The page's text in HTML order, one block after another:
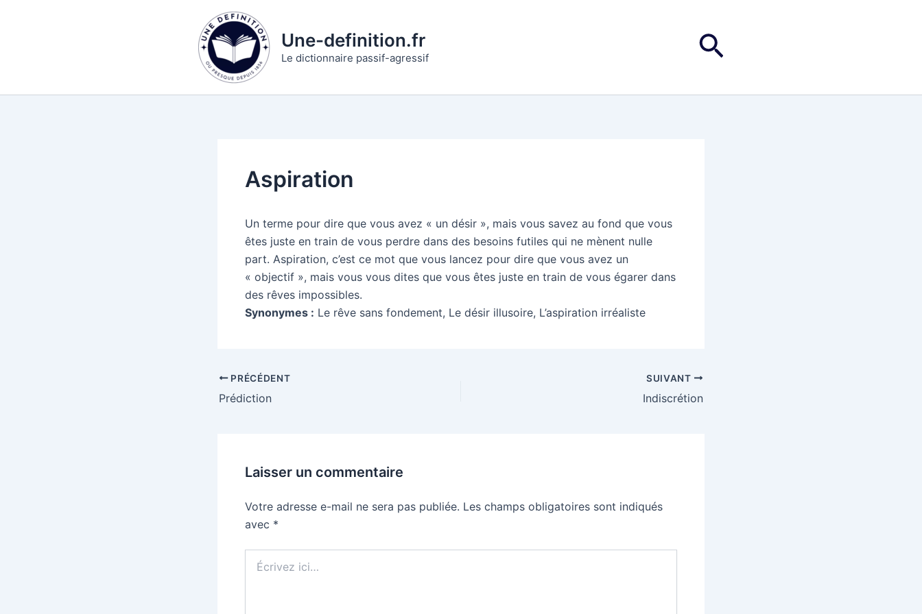
Une-definition.fr
Le dictionnaire passif-agressif Rechercher
Aspiration
Un terme pour dire que vous avez « un désir », mais vous savez au fond que vous
êtes juste en train de vous perdre dans des besoins futiles qui ne mènent nulle
part. Aspiration, c’est ce mot que vous lancez pour dire que vous avez un
« objectif », mais vous vous dites que vous êtes juste en train de vous égarer dans
des rêves impossibles.
Synonymes : Le rêve sans fondement, Le désir illusoire, L’aspiration irréaliste
PRÉCÉDENT
Prédiction
SUIVANT
Indiscrétion
Laisser un commentaire
Votre adresse e-mail ne sera pas publiée. Les champs obligatoires sont indiqués
avec *
ici…